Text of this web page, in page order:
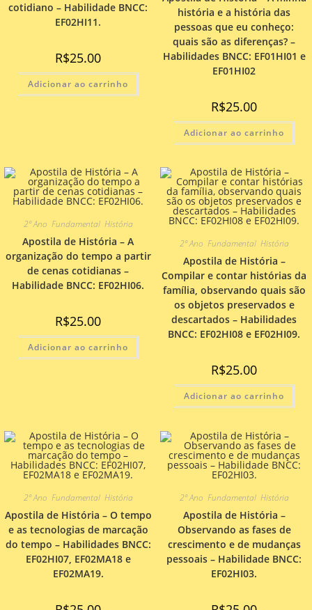
cotidiano – Habilidade BNCC:
EF02HI11.
R$25.00
Adicionar ao carrinho
história e a história das
pessoas que eu conheço:
quais são as diferenças? –
Habilidades BNCC: EF01HI01 e
EF01HI02
R$25.00
Adicionar ao carrinho
2º Ano Fundamental, História
Apostila de História – A
organização do tempo a partir
de cenas cotidianas –
Habilidade BNCC: EF02HI06.
R$25.00
Adicionar ao carrinho
2º Ano Fundamental, História
Apostila de História –
Compilar e contar histórias da
família, observando quais são
os objetos preservados e
descartados – Habilidades
BNCC: EF02HI08 e EF02HI09.
R$25.00
Adicionar ao carrinho
2º Ano Fundamental, História
Apostila de História – O tempo
e as tecnologias de marcação
do tempo – Habilidades BNCC:
EF02HI07, EF02MA18 e
EF02MA19.
2º Ano Fundamental, História
Apostila de História –
Observando as fases de
crescimento e de mudanças
pessoais – Habilidade BNCC:
EF02HI03.